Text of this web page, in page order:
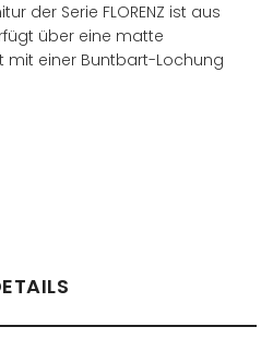
der Serie FLORENZ ist aus
über eine matte
mit einer Buntbart-Lochung